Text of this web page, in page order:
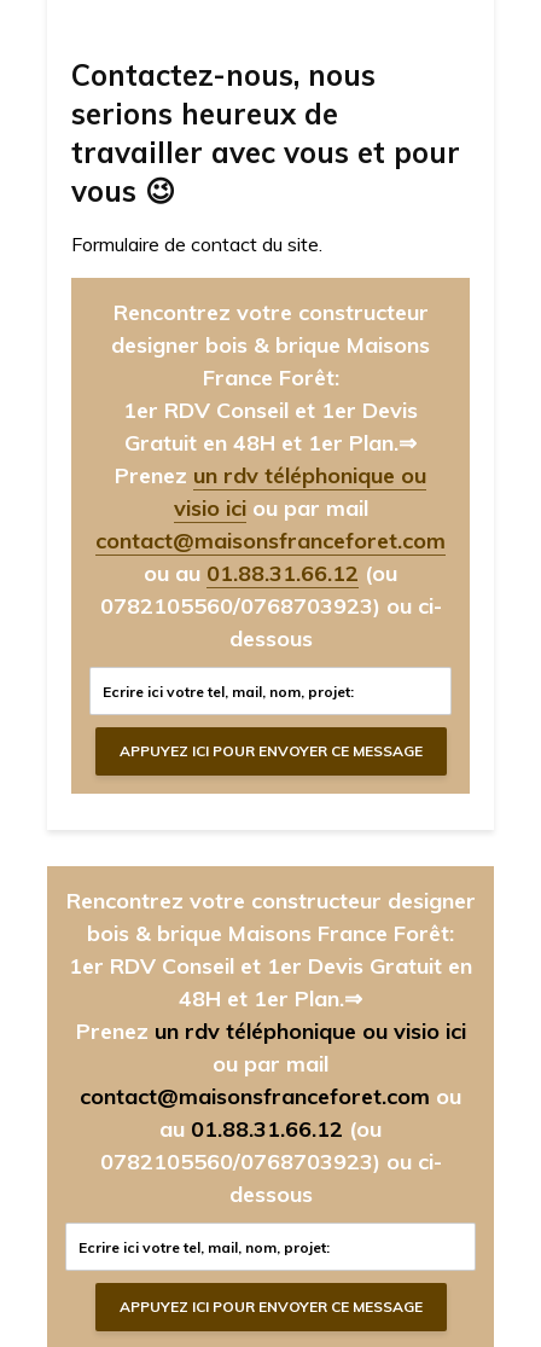
Contactez-nous, nous
serions heureux de
travailler avec vous et pour
vous 😉
Formulaire de contact du site.
Rencontrez votre constructeur
designer bois & brique Maisons
France Forêt:
1er RDV Conseil et 1er Devis
Gratuit en 48H et 1er Plan.⇒
Prenez un rdv téléphonique ou
visio iciou par mail
contact@maisonsfranceforet.com
ou au 01.88.31.66.12 (ou
0782105560/0768703923) ou ci-
dessous
Rencontrez votre constructeur designer
bois & brique Maisons France Forêt:
1er RDV Conseil et 1er Devis Gratuit en
48H et 1er Plan.⇒
Prenez un rdv téléphonique ou visio ici
ou par mail
contact@maisonsfranceforet.com ou
au 01.88.31.66.12 (ou
0782105560/0768703923) ou ci-
dessous